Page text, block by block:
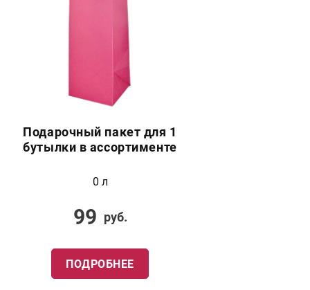
Подарочный пакет для 1
бутылки в ассортименте
0 л
99 руб.
ПОДРОБНЕЕ